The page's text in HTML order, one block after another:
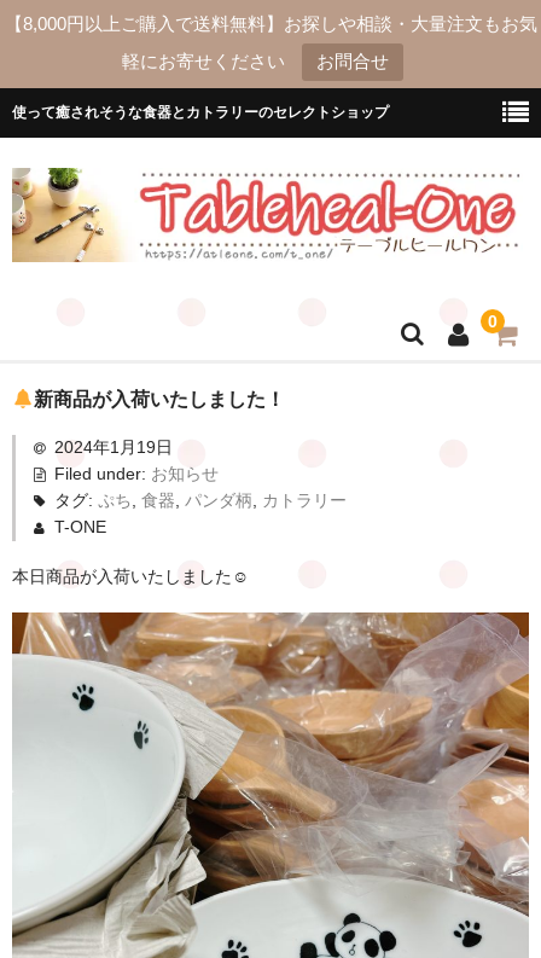
【8,000円以上ご購入で送料無料】お探しや相談・大量注文もお気
軽にお寄せください
お問合せ
使って癒されそうな食器とカトラリーのセレクトショップ
0
ホーム
送料
よくあるご質問
お問合せ
公式LINE
新商品が入荷いたしました！
2024年1月19日
Filed under: お知らせ
タグ: ぷち, 食器, パンダ柄, カトラリー
T-ONE
本日商品が入荷いたしました☺